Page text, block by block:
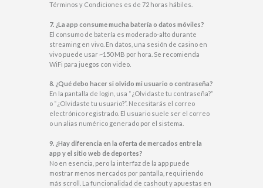
Términos y Condiciones es de 72 horas hábiles.
7. ¿La app consume mucha batería o datos móviles?
El consumo de batería es moderado-alto durante
streaming en vivo. En datos, una sesión de casino en
vivo puede usar ~150 MB por hora. Se recomienda
WiFi para juegos con video.
8. ¿Qué debo hacer si olvido mi usuario o contraseña?
En la pantalla de login, usa “¿Olvidaste tu contraseña?”
o “¿Olvidaste tu usuario?”. Necesitarás el correo
electrónico registrado. El usuario suele ser el correo
o un alias numérico generado por el sistema.
9. ¿Hay diferencia en la oferta de mercados entre la
app y el sitio web de deportes?
No en esencia, pero la interfaz de la app puede
mostrar menos mercados por pantalla, requiriendo
más scroll. La funcionalidad de cashout y apuestas en